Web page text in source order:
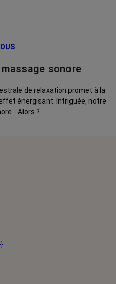
sonore
de relaxation promet à la
énergisant. Intriguée, notre
Alors ?